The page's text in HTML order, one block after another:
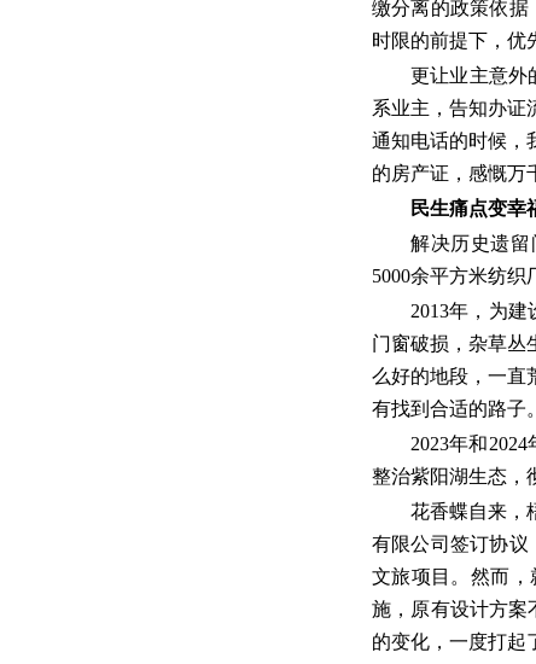
缴分离的政策依
时限的前提下，优
更让业主意外
系业主，告知办证
通知电话的时候，
的房产证，感慨万
民生痛点变幸
解决历史遗
5000余平方米纺织
2013年，为
门窗破损，杂草丛
么好的地段，一直
有找到合适的路子。
2023年和
整治紫阳湖生态，
花香蝶自来，
有限公司签订协议
文旅项目。然而，
施，原有设计方案
的变化，一度打起